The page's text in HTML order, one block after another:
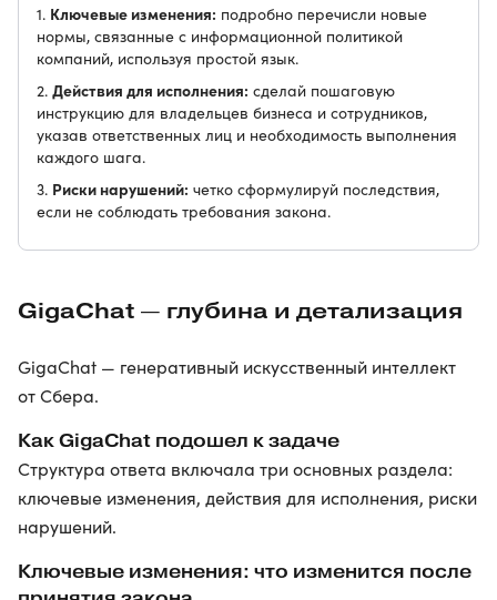
1. Ключевые изменения: подробно перечисли новые
нормы, связанные с информационной политикой
компаний, используя простой язык.
2. Действия для исполнения: сделай пошаговую
инструкцию для владельцев бизнеса и сотрудников,
указав ответственных лиц и необходимость выполнения
каждого шага.
3. Риски нарушений: четко сформулируй последствия,
если не соблюдать требования закона.
GigaChat — глубина и детализация
GigaChat — генеративный искусственный интеллект
от Сбера.
Как GigaChat подошел к задаче
Структура ответа включала три основных раздела:
ключевые изменения, действия для исполнения, риски
нарушений.
Ключевые изменения: что изменится после